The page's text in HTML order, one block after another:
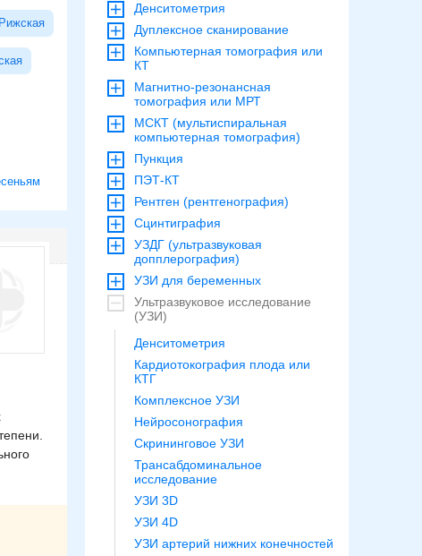
Рижская
Денситометрия
Дуплексное сканирование
Компьютерная томография или
КТ
Магнитно-резонансная
томография или МРТ
МСКТ (мультиспиральная
компьютерная томография)
Пункция
ПЭТ-КТ
Рентген (рентгенография)
Сцинтиграфия
УЗДГ (ультразвуковая
допплерография)
УЗИ для беременных
Ультразвуковое исследование
(УЗИ)
Денситометрия
Кардиотокография плода или
КТГ
Комплексное УЗИ
Нейросонография
Скрининговое УЗИ
Трансабдоминальное
исследование
УЗИ 3D
УЗИ 4D
УЗИ артерий нижних конечностей